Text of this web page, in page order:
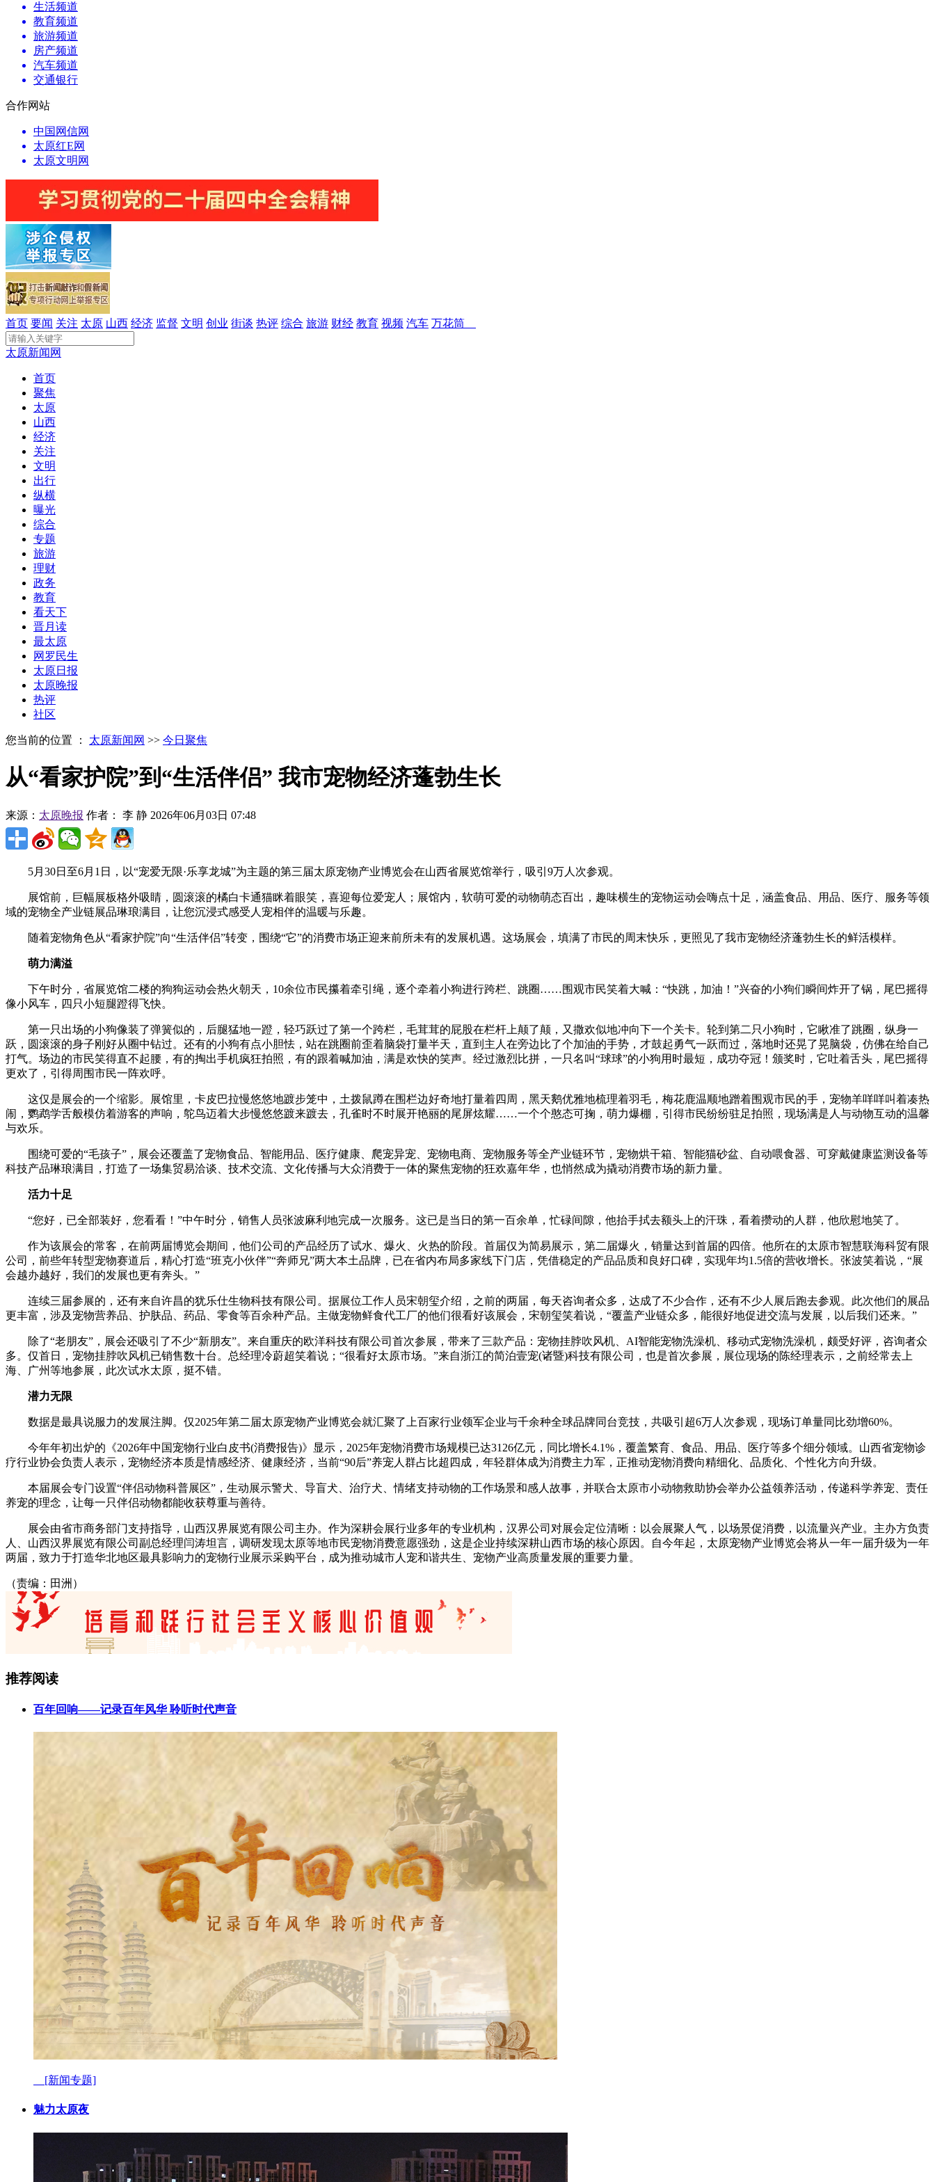
生活频道
教育频道
旅游频道
房产频道
汽车频道
交通银行
合作网站
中国网信网
太原红E网
太原文明网
首页 要闻 关注 太原 山西 经济 监督 文明 创业 街谈 热评 综合 旅游 财经 教育 视频 汽车 万花筒
太原新闻网
首页
聚焦
太原
山西
经济
关注
文明
出行
纵横
曝光
综合
专题
旅游
理财
政务
教育
看天下
晋月读
最太原
网罗民生
太原日报
太原晚报
热评
社区
您当前的位置 ： 太原新闻网 >> 今日聚焦
从“看家护院”到“生活伴侣” 我市宠物经济蓬勃生长
来源： 太原晚报 作者： 李 静 2026年06月03日 07:48
5月30日至6月1日，以“宠爱无限·乐享龙城”为主题的第三届太原宠物产业博览会在山西省展览馆举行，吸引9万人次参观。
展馆前，巨幅展板格外吸睛，圆滚滚的橘白卡通猫眯着眼笑，喜迎每位爱宠人；展馆内，软萌可爱的动物萌态百出，趣味横生的宠物运动会嗨点十足，涵盖食品、用品、医疗、服务等领
域的宠物全产业链展品琳琅满目，让您沉浸式感受人宠相伴的温暖与乐趣。
随着宠物角色从“看家护院”向“生活伴侣”转变，围绕“它”的消费市场正迎来前所未有的发展机遇。这场展会，填满了市民的周末快乐，更照见了我市宠物经济蓬勃生长的鲜活模样。
萌力满溢
下午时分，省展览馆二楼的狗狗运动会热火朝天，10余位市民攥着牵引绳，逐个牵着小狗进行跨栏、跳圈……围观市民笑着大喊：“快跳，加油！”兴奋的小狗们瞬间炸开了锅，尾巴摇得
像小风车，四只小短腿蹬得飞快。
第一只出场的小狗像装了弹簧似的，后腿猛地一蹬，轻巧跃过了第一个跨栏，毛茸茸的屁股在栏杆上颠了颠，又撒欢似地冲向下一个关卡。轮到第二只小狗时，它瞅准了跳圈，纵身一
跃，圆滚滚的身子刚好从圈中钻过。还有的小狗有点小胆怯，站在跳圈前歪着脑袋打量半天，直到主人在旁边比了个加油的手势，才鼓起勇气一跃而过，落地时还晃了晃脑袋，仿佛在给自己
打气。场边的市民笑得直不起腰，有的掏出手机疯狂拍照，有的跟着喊加油，满是欢快的笑声。经过激烈比拼，一只名叫“球球”的小狗用时最短，成功夺冠！颁奖时，它吐着舌头，尾巴摇得
更欢了，引得周围市民一阵欢呼。
这仅是展会的一个缩影。展馆里，卡皮巴拉慢悠悠地踱步笼中，土拨鼠蹲在围栏边好奇地打量着四周，黑天鹅优雅地梳理着羽毛，梅花鹿温顺地蹭着围观市民的手，宠物羊咩咩叫着凑热
闹，鹦鹉学舌般模仿着游客的声响，鸵鸟迈着大步慢悠悠踱来踱去，孔雀时不时展开艳丽的尾屏炫耀……一个个憨态可掬，萌力爆棚，引得市民纷纷驻足拍照，现场满是人与动物互动的温馨
与欢乐。
围绕可爱的“毛孩子”，展会还覆盖了宠物食品、智能用品、医疗健康、爬宠异宠、宠物电商、宠物服务等全产业链环节，宠物烘干箱、智能猫砂盆、自动喂食器、可穿戴健康监测设备等
科技产品琳琅满目，打造了一场集贸易洽谈、技术交流、文化传播与大众消费于一体的聚焦宠物的狂欢嘉年华，也悄然成为撬动消费市场的新力量。
活力十足
“您好，已全部装好，您看看！”中午时分，销售人员张波麻利地完成一次服务。这已是当日的第一百余单，忙碌间隙，他抬手拭去额头上的汗珠，看着攒动的人群，他欣慰地笑了。
作为该展会的常客，在前两届博览会期间，他们公司的产品经历了试水、爆火、火热的阶段。首届仅为简易展示，第二届爆火，销量达到首届的四倍。他所在的太原市智慧联海科贸有限
公司，前些年转型宠物赛道后，精心打造“班克小伙伴”“奔师兄”两大本土品牌，已在省内布局多家线下门店，凭借稳定的产品品质和良好口碑，实现年均1.5倍的营收增长。张波笑着说，“展
会越办越好，我们的发展也更有奔头。”
连续三届参展的，还有来自许昌的犹乐仕生物科技有限公司。据展位工作人员宋朝玺介绍，之前的两届，每天咨询者众多，达成了不少合作，还有不少人展后跑去参观。此次他们的展品
更丰富，涉及宠物营养品、护肤品、药品、零食等百余种产品。主做宠物鲜食代工厂的他们很看好该展会，宋朝玺笑着说，“覆盖产业链众多，能很好地促进交流与发展，以后我们还来。”
除了“老朋友”，展会还吸引了不少“新朋友”。来自重庆的欧洋科技有限公司首次参展，带来了三款产品：宠物挂脖吹风机、AI智能宠物洗澡机、移动式宠物洗澡机，颇受好评，咨询者众
多。仅首日，宠物挂脖吹风机已销售数十台。总经理冷蔚超笑着说；“很看好太原市场。”来自浙江的简泊壹宠(诸暨)科技有限公司，也是首次参展，展位现场的陈经理表示，之前经常去上
海、广州等地参展，此次试水太原，挺不错。
潜力无限
数据是最具说服力的发展注脚。仅2025年第二届太原宠物产业博览会就汇聚了上百家行业领军企业与千余种全球品牌同台竞技，共吸引超6万人次参观，现场订单量同比劲增60%。
今年年初出炉的《2026年中国宠物行业白皮书(消费报告)》显示，2025年宠物消费市场规模已达3126亿元，同比增长4.1%，覆盖繁育、食品、用品、医疗等多个细分领域。山西省宠物诊
疗行业协会负责人表示，宠物经济本质是情感经济、健康经济，当前“90后”养宠人群占比超四成，年轻群体成为消费主力军，正推动宠物消费向精细化、品质化、个性化方向升级。
本届展会专门设置“伴侣动物科普展区”，生动展示警犬、导盲犬、治疗犬、情绪支持动物的工作场景和感人故事，并联合太原市小动物救助协会举办公益领养活动，传递科学养宠、责任
养宠的理念，让每一只伴侣动物都能收获尊重与善待。
展会由省市商务部门支持指导，山西汉界展览有限公司主办。作为深耕会展行业多年的专业机构，汉界公司对展会定位清晰：以会展聚人气，以场景促消费，以流量兴产业。主办方负责
人、山西汉界展览有限公司副总经理闫涛坦言，调研发现太原等地市民宠物消费意愿强劲，这是企业持续深耕山西市场的核心原因。自今年起，太原宠物产业博览会将从一年一届升级为一年
两届，致力于打造华北地区最具影响力的宠物行业展示采购平台，成为推动城市人宠和谐共生、宠物产业高质量发展的重要力量。
（责编：田洲）
推荐阅读
百年回响——记录百年风华 聆听时代声音
[新闻专题]
魅力太原夜